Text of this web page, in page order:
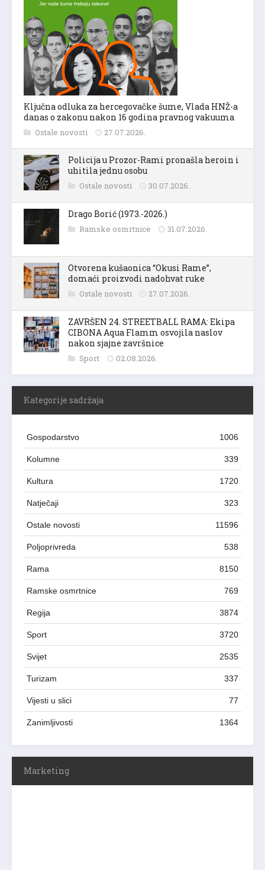
Ključna odluka za hercegovačke šume, Vlada HNŽ-a
danas o zakonu nakon 16 godina pravnog vakuuma
Ostale novosti 27.07.2026.
Policija u Prozor-Rami pronašla heroin i
uhitila jednu osobu
Ostale novosti 30.07.2026.
Drago Borić (1973.-2026.)
Ramske osmrtnice 31.07.2026.
Otvorena kušaonica “Okusi Rame”,
domaći proizvodi nadohvat ruke
Ostale novosti 27.07.2026.
ZAVRŠEN 24. STREETBALL RAMA: Ekipa
CIBONA Aqua Flamm osvojila naslov
nakon sjajne završnice
Sport 02.08.2026.
Kategorije sadržaja
Gospodarstvo 1006
Kolumne 339
Kultura 1720
Natječaji 323
Ostale novosti 11596
Poljoprivreda 538
Rama 8150
Ramske osmrtnice 769
Regija 3874
Sport 3720
Svijet 2535
Turizam 337
Vijesti u slici 77
Zanimljivosti 1364
Marketing